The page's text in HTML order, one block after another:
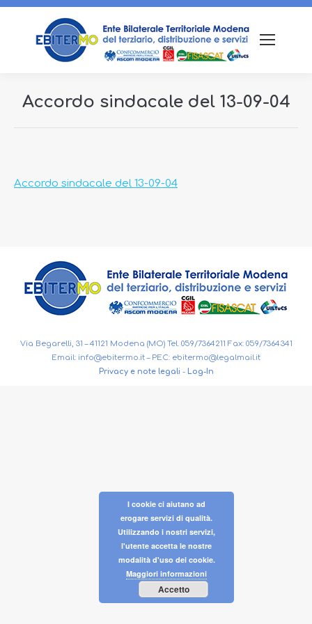
Accordo sindacale del 13-09-04
Accordo sindacale del 13-09-04
Via Begarelli, 31 – 41121 Modena (MO) Tel. 059/7364211 Fax: 059/7364341
Email: info@ebitermo.it– PEC: ebitermo@legalmail.it
Privacy e note legali - Log-In
I cookie ci aiutano ad
erogare servizi di qualità.
Utilizzando i nostri servizi,
l'utente accetta le nostre
modalità d'uso dei cookie.
Maggiori informazioni
Accetto